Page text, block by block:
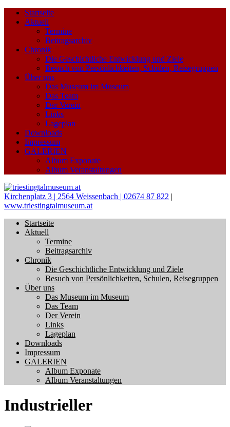
Startseite
Aktuell
Termine
Beitragsarchiv
Chronik
Die Geschichtliche Entwicklung und Ziele
Besuch von Persönlichkeiten, Schulen, Reisegruppen
Über uns
Das Museum im Museum
Das Team
Der Verein
Links
Lageplan
Downloads
Impressum
GALERIEN
Album Exponate
Album Veranstaltungen
Kirchenplatz 3 | 2564 Weissenbach | 02674 87 822 |
www.triestingtalmuseum.at
Startseite
Aktuell
Termine
Beitragsarchiv
Chronik
Die Geschichtliche Entwicklung und Ziele
Besuch von Persönlichkeiten, Schulen, Reisegruppen
Über uns
Das Museum im Museum
Das Team
Der Verein
Links
Lageplan
Downloads
Impressum
GALERIEN
Album Exponate
Album Veranstaltungen
Industrieller